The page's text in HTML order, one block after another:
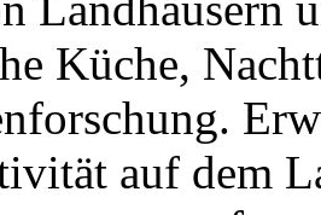
Küche,
auf dem